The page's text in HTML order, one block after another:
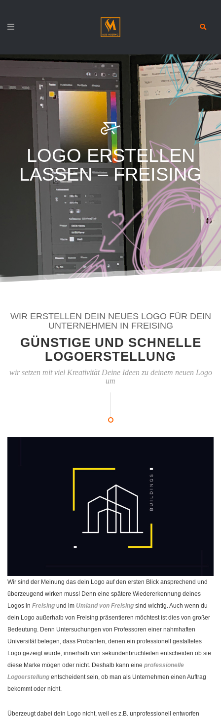
LOGO ERSTELLEN
LASSEN – FREISING
WIR ERSTELLEN DEIN NEUES LOGO FÜR DEIN
UNTERNEHMEN IN FREISING
GÜNSTIGE UND SCHNELLE
LOGOERSTELLUNG
wir setzen mit viel Kreativität Deine Ideen zu deinem neuen Logo
um
Wir sind der Meinung das dein Logo auf den ersten Blick ansprechend und
überzeugend wirken muss! Denn eine spätere Wiedererkennung deines
Logos in Freising und im Umland von Freising sind wichtig. Auch wenn du
dein Logo außerhalb von Freising präsentieren möchtest ist dies von großer
Bedeutung. Denn Untersuchungen von Professoren einer nahmhaften
Universität belegen, dass Probanten, denen ein professionell gestaltetes
Logo gezeigt wurde, innerhalb von sekundenbruchteilen entscheiden ob sie
diese Marke mögen oder nicht. Deshalb kann eine professionelle
Logoerstellung entscheident sein, ob man als Unternehmen einen Auftrag
bekommt oder nicht.
Überzeugt dabei dein Logo nicht, weil es z.B. unprofessionell entworfen